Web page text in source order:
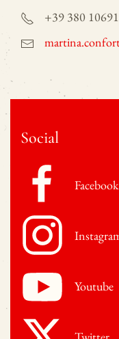
+39 380
Social
Facebook
Youtube